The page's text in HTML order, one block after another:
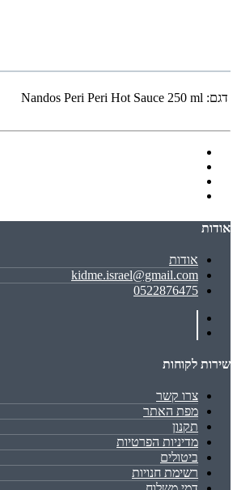
דגם: Nandos Peri Peri Hot Sauce 250 ml
אודות
אודות
kidme.israel@gmail.com
0522876475
שירות לקוחות
צרו קשר
מפת האתר
תקנון
מדיניות הפרטיות
ביטולים
רשימת חנויות